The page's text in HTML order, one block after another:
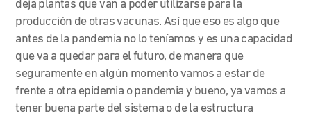
deja plantas que van a poder utilizarse para la
producción de otras vacunas. Así que eso es algo que
antes de la pandemia no lo teníamos y es una capacidad
que va a quedar para el futuro, de manera que
seguramente en algún momento vamos a estar de
frente a otra epidemia o pandemia y bueno, ya vamos a
tener buena parte del sistema o de la estructura